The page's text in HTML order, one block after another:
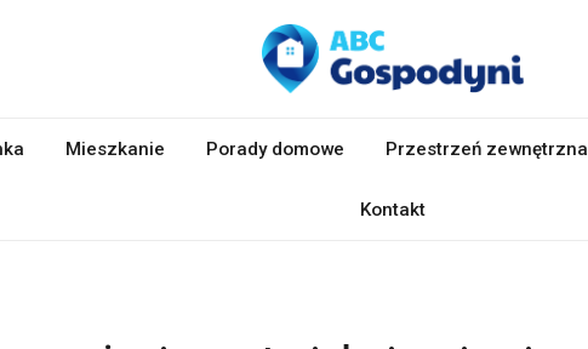
Mieszkanie Porady domowe Przestrzeń zewnętrzna
Kontakt